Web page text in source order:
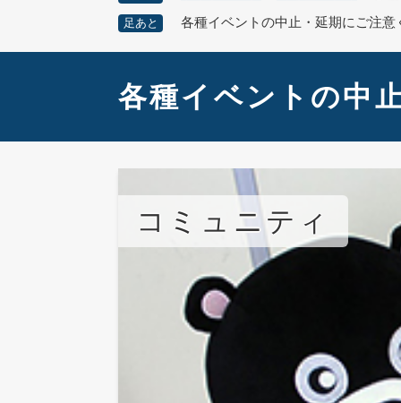
足あと 各種イベントの中止・延期にご注意
各種イベントの中
コミュニティ